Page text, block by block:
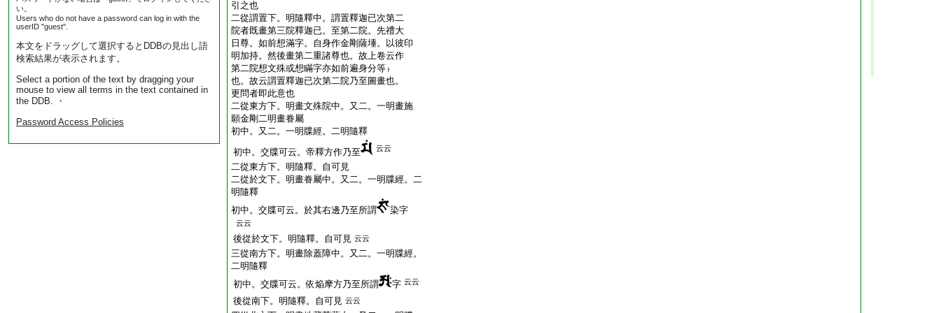
い。
Users who do not have a password can log in with the
userID "guest".
本文をドラッグして選択するとDDBの見出し語
検索結果が表示されます。
Select a portion of the text by dragging your
mouse to view all terms in the text contained in
the DDB. ・
Password Access Policies
引之也
二從謂置下。明隨釋中。謂置釋迦已次第二
院者既畫第三院釋迦已。至第二院。先禮大
日尊。如前想滿字。自身作金剛薩埵。以彼印
明加持。然後畫第二重諸尊也。故上卷云作
第二院想文殊或想瞞字亦如前遍身分等 ト
也。故云謂置釋迦已次第二院乃至圖畫也。
更問者即此意也
二從東方下。明畫文殊院中。又二。一明畫施
願金剛二明畫眷屬
初中。又二。一明牒經。二明隨釋
初中。交牒可云。帝釋方作乃至
云云
二從東方下。明隨釋。自可見
二從於文下。明畫眷屬中。又二。一明牒經。二
明隨釋
初中。交牒可云。於其右邊乃至所謂
染字
云云
後從於文下。明隨釋。自可見 云云
三從南方下。明畫除蓋障中。又二。一明牒經。
二明隨釋
初中。交牒可云。依焔摩方乃至所謂
字 云云
後從南下。明隨釋。自可見 云云